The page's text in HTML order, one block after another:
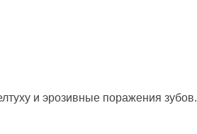
и эрозивные поражения зубов.